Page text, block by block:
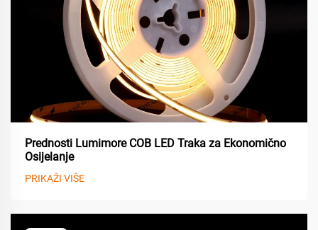
Prednosti Lumimore COB LED Traka za Ekonomično
Osijelanje
PRIKAŽI VIŠE